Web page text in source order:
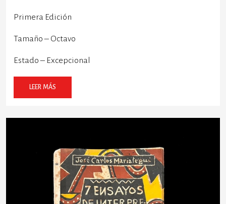
Primera Edición
Tamaño – Octavo
Estado – Excepcional
LEER MÁS